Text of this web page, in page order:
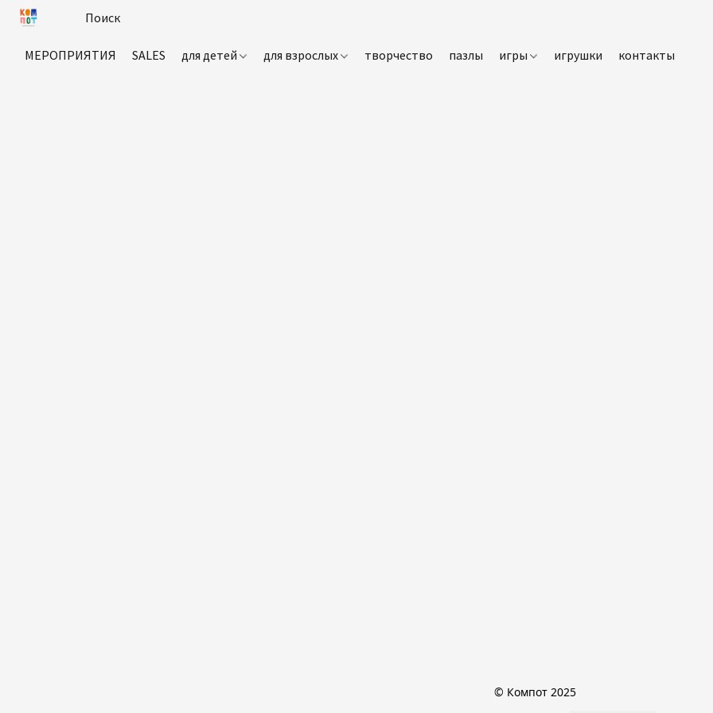
МЕРОПРИЯТИЯ SALES для детей для взрослых творчество пазлы игры игрушки контакты
© Компот 2025